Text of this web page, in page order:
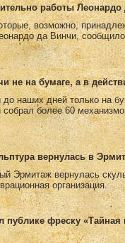
работы Леонардо
возможно,
да Винчи, сообщило
не на бумаге, а в
наших дней только на
более 60
вернулась в
Эрмитаж вернулась
организация.
публике фреску